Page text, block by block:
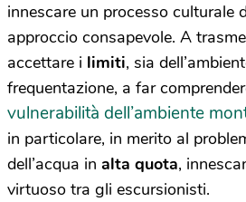
innescare un processo culturale
approccio consapevole. A
accettare i limiti, sia
frequentazione, a far
vulnerabilità dell’ambiente
in particolare, in merito al
dell’acqua in alta quota,
virtuoso tra gli escursionisti.